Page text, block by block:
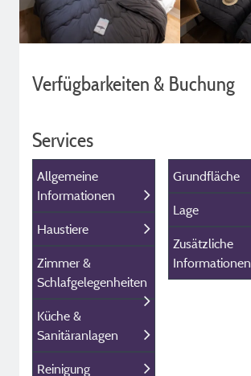
Verfügbarkeiten & Buchung
Services
Allgemeine
Informationen
Haustiere
Zimmer &
Schlafgelegenheiten
Küche &
Sanitäranlagen
Reinigung
Grundfläche
Lage
Zusätzliche
Informationen